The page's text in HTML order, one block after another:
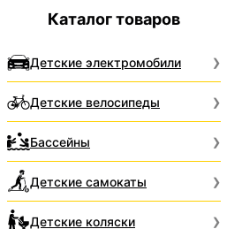
Каталог товаров
Детские электромобили
Детские велосипеды
Бассейны
Детские самокаты
Детские коляски